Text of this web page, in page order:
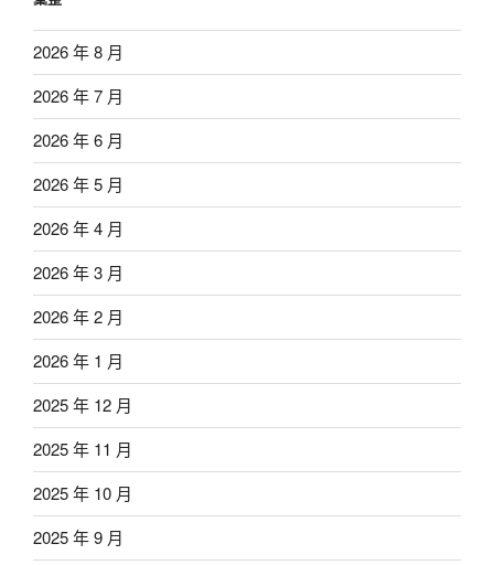
2026 年 8 月
2026 年 7 月
2026 年 6 月
2026 年 5 月
2026 年 4 月
2026 年 3 月
2026 年 2 月
2026 年 1 月
2025 年 12 月
2025 年 11 月
2025 年 10 月
2025 年 9 月